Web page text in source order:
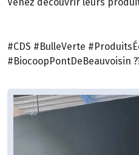
#CDS #BulleVerte
#BiocoopPontDeBeauvoisin